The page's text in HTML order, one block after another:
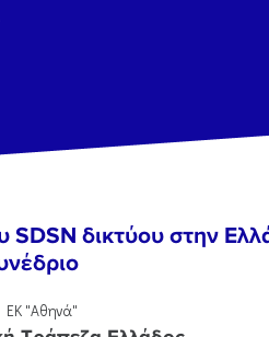
SDSN δικτύου στην
ΕΚ "Αθηνά"